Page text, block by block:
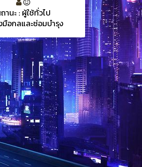
านะ : ผู้ใช้ทั่วไป
มือกลและซ่อมบำรุง